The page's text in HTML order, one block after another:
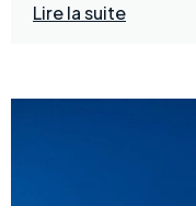
Lire la suite